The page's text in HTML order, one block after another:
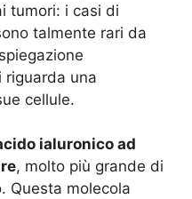
tumori: i casi di
talmente rari da
riguarda una
cellule.
ialuronico ad
, molto più grande di
Questa molecola